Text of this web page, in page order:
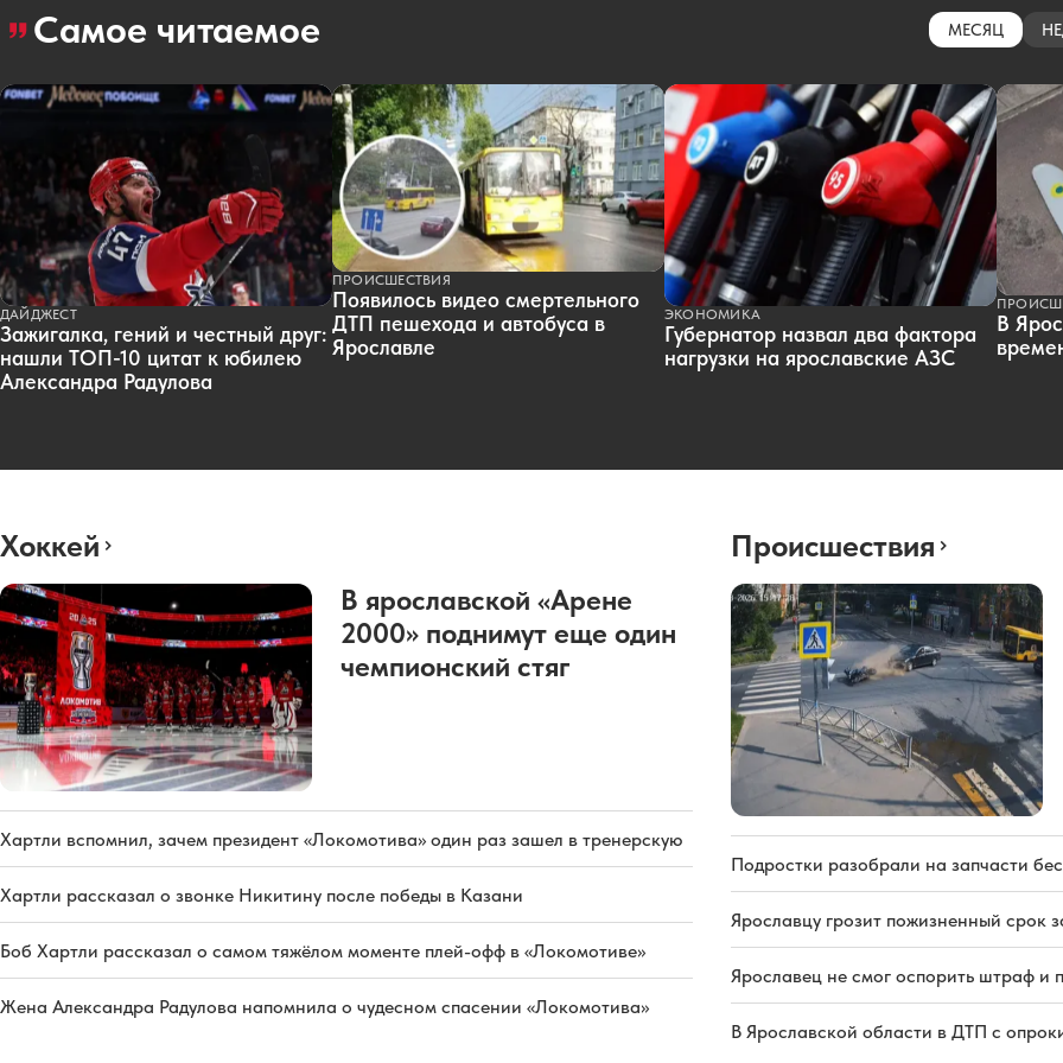
Самое читаемое МЕСЯЦ
ДАЙДЖЕСТ
Зажигалка, гений и честный друг:
нашли ТОП-10 цитат к юбилею
Александра Радулова
ПРОИСШЕСТВИЯ
Появилось видео смертельного
ДТП пешехода и автобуса в
Ярославле
ЭКОНОМИКА
Губернатор назвал два фактора
нагрузки на ярославские АЗС
В
Хоккей
В ярославской «Арене
2000» поднимут еще один
чемпионский стяг
Хартли вспомнил, зачем президент «Локомотива» один раз зашел в тренерскую
Хартли рассказал о звонке Никитину после победы в Казани
Боб Хартли рассказал о самом тяжёлом моменте плей-офф в «Локомотиве»
Жена Александра Радулова напомнила о чудесном спасении «Локомотива»
Происшествия
Подростки разобрали на запчасти
Ярославцу грозит пожизненный срок
Ярославец не смог оспорить штраф и
В Ярославской области в ДТП с